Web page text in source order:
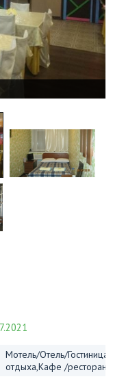
Мотель/Отель/
отдыха,Кафе /рестораны